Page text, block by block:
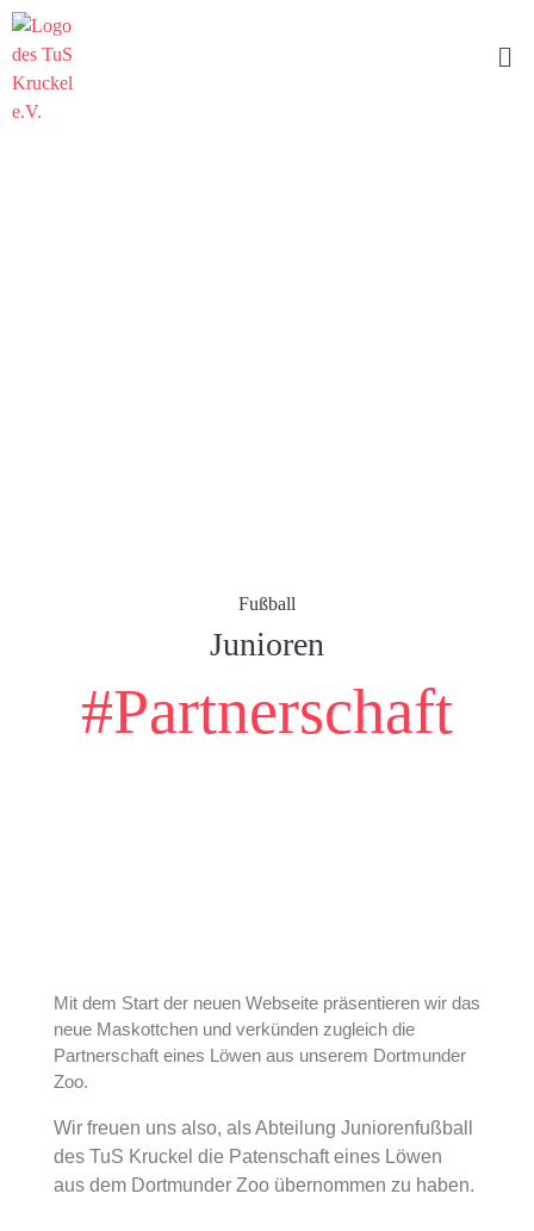
Fußball
Junioren
#Partnerschaft
Mit dem Start der neuen Webseite präsentieren wir das
neue Maskottchen und verkünden zugleich die
Partnerschaft eines Löwen aus unserem Dortmunder
Zoo.
Wir freuen uns also, als Abteilung Juniorenfußball
des TuS Kruckel die Patenschaft eines Löwen
aus dem Dortmunder Zoo übernommen zu haben.